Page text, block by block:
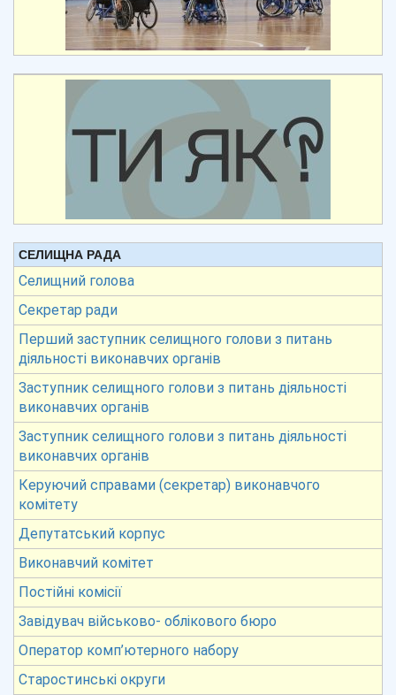
СЕЛИЩНА РАДА
Селищний голова
Секретар ради
Перший заступник селищного голови з питань
діяльності виконавчих органів
Заступник селищного голови з питань діяльності
виконавчих органів
Заступник селищного голови з питань діяльності
виконавчих органів
Керуючий справами (секретар) виконавчого
комітету
Депутатський корпус
Виконавчий комітет
Постійні комісії
Завідувач військово- облікового бюро
Оператор комп’ютерного набору
Старостинські округи